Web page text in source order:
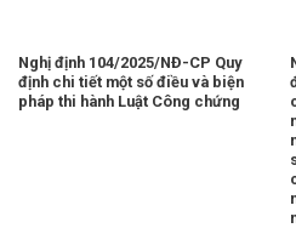
Nghị định 104/2025/NĐ-CP Quy
định chi tiết một số điều và biện
pháp thi hành Luật Công chứng